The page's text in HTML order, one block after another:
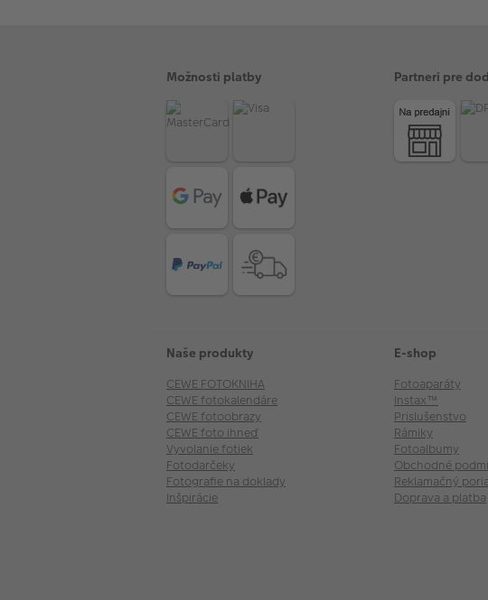
Možnosti platby Partneri pre
Naše produkty
CEWE FOTOKNIHA
CEWE fotokalendáre
CEWE fotoobrazy
CEWE foto ihneď
Vyvolanie fotiek
Fotodarčeky
Fotografie na doklady
Inšpirácie
E-shop
Fotoaparáty
Instax™
Prislušenstvo
Rámiky
Fotoalbumy
Obchodné
Reklamačný
Doprava a platba